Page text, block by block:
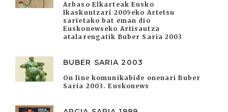
Arbaso Elkarteak Eusko
Ikaskuntzari 2005eko Artetsu
sarietako bat eman dio
Euskonewseko Artisautza
atalarengatik Buber Saria 2003
BUBER SARIA 2003
On line komunikabide onenari Buber
Saria 2003. Euskonews